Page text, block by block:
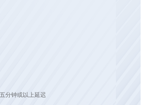
分钟或以上延迟